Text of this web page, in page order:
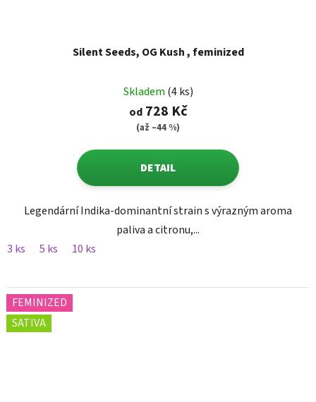
Silent Seeds, OG Kush , feminized
Skladem (4 ks)
od728 Kč
(až –44 %)
DETAIL
Legendární Indika-dominantní strain s výrazným aroma
paliva a citronu,...
3 ks
5 ks 10 ks
FEMINIZED
SATIVA